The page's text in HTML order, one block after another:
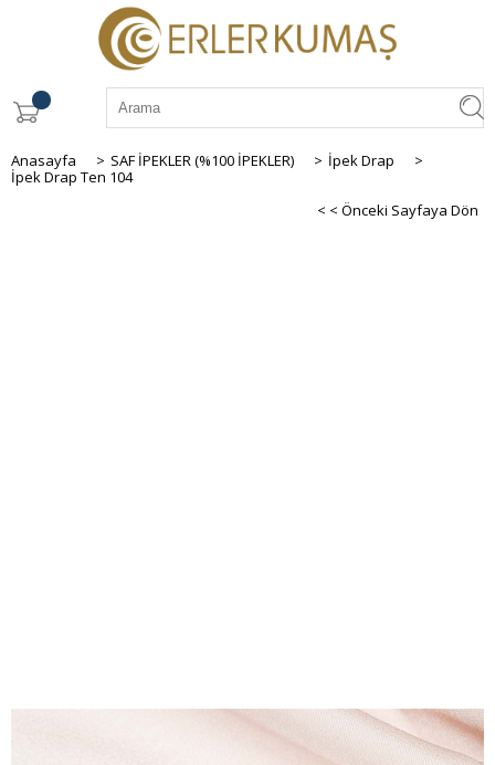
Anasayfa > SAF İPEKLER (%100 İPEKLER) > İpek Drap
>
İpek Drap Ten 104
< < Önceki Sayfaya Dön